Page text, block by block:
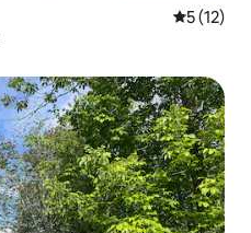
平均评分
5 (12)